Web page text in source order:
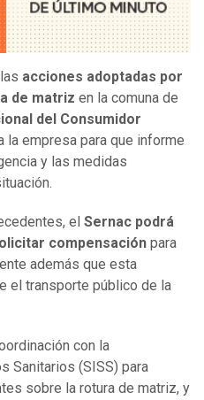
acciones adoptadas por
de matriz en la comuna de
del Consumidor
la empresa para que informe
y las medidas
el Sernac podrá
compensación para
además que esta
el transporte público de la
con la
Sanitarios (SISS) para
sobre la rotura de matriz, y